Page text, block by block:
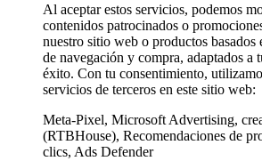
Al aceptar estos servicios, podemos
contenidos patrocinados o
nuestro sitio web o productos basados
de navegación y compra, adaptados a
éxito. Con tu consentimiento,
servicios de terceros en este sitio web:
Meta-Pixel, Microsoft Advertising,
(RTBHouse), Recomendaciones de
clics, Ads Defender